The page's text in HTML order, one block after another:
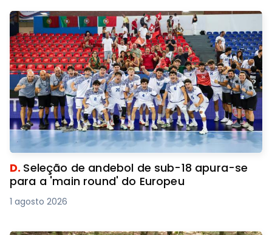
D. Seleção de andebol de sub-18 apura-se
para a 'main round' do Europeu
1 agosto 2026